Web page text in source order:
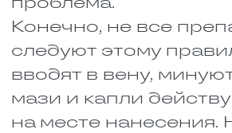
взаимодействием.
Иногда одно лекарство делает
другое сильнее. Казалось бы,
это хорошо. И правда, врачи
иногда специально так делают,
чтобы добиться лучшего
эффекта.